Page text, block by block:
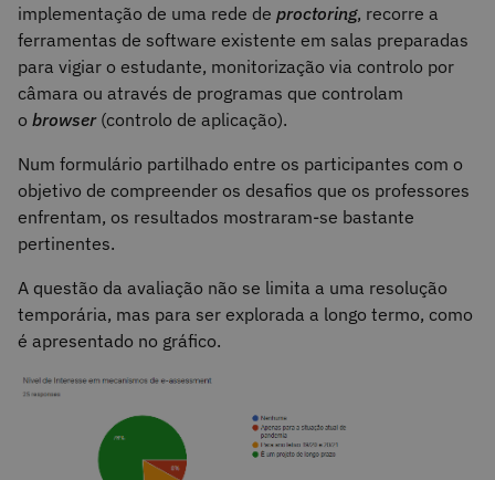
implementação de uma rede de proctoring, recorre a
ferramentas de software existente em salas preparadas
para vigiar o estudante, monitorização via controlo por
câmara ou através de programas que controlam
o browser (controlo de aplicação).
Num formulário partilhado entre os participantes com o
objetivo de compreender os desafios que os professores
enfrentam, os resultados mostraram-se bastante
pertinentes.
A questão da avaliação não se limita a uma resolução
temporária, mas para ser explorada a longo termo, como
é apresentado no gráfico.